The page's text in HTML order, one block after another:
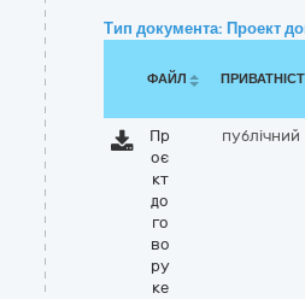
Тип документа: Проект
ФАЙЛ
Пр
оє
кт
до
го
во
ру
ке
публічний